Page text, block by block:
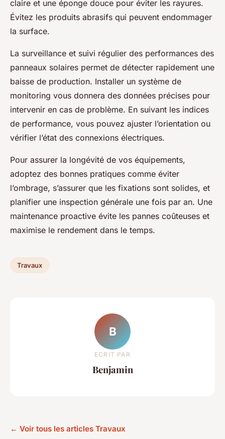
claire et une éponge douce pour éviter les rayures.
Évitez les produits abrasifs qui peuvent endommager
la surface.
La surveillance et suivi régulier des performances des
panneaux solaires permet de détecter rapidement une
baisse de production. Installer un système de
monitoring vous donnera des données précises pour
intervenir en cas de problème. En suivant les indices
de performance, vous pouvez ajuster l’orientation ou
vérifier l’état des connexions électriques.
Pour assurer la longévité de vos équipements,
adoptez des bonnes pratiques comme éviter
l’ombrage, s’assurer que les fixations sont solides, et
planifier une inspection générale une fois par an. Une
maintenance proactive évite les pannes coûteuses et
maximise le rendement dans le temps.
Travaux
B
ECRIT PAR
Benjamin
← Voir tous les articles Travaux